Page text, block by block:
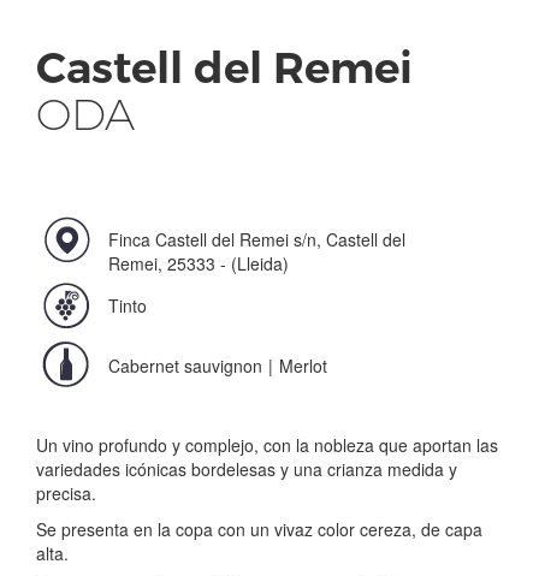
Castell del Remei
ODA
Finca Castell del Remei s/n, Castell del
Remei, 25333 - (Lleida)
Tinto
Cabernet sauvignon | Merlot
Un vino profundo y complejo, con la nobleza que aportan las
variedades icónicas bordelesas y una crianza medida y
precisa.
Se presenta en la copa con un vivaz color cereza, de capa
alta.